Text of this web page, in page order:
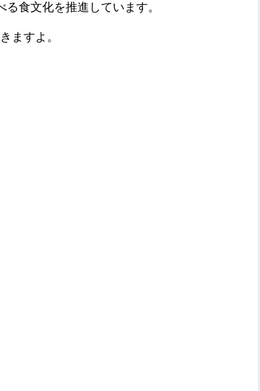
食文化を推進しています。
ますよ。